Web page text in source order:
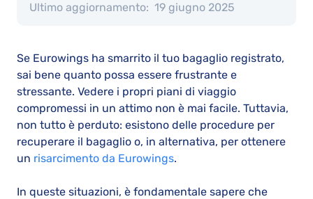
Ultimo aggiornamento: 19 giugno 2025
Se Eurowings ha smarrito il tuo bagaglio registrato,
sai bene quanto possa essere frustrante e
stressante. Vedere i propri piani di viaggio
compromessi in un attimo non è mai facile. Tuttavia,
non tutto è perduto: esistono delle procedure per
recuperare il bagaglio o, in alternativa, per ottenere
un risarcimento da Eurowings.
In queste situazioni, è fondamentale sapere che